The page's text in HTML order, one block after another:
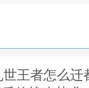
世王者怎么